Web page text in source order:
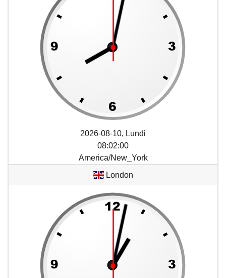
2026-08-10, Lundi
08:02:01
America/New_York
London